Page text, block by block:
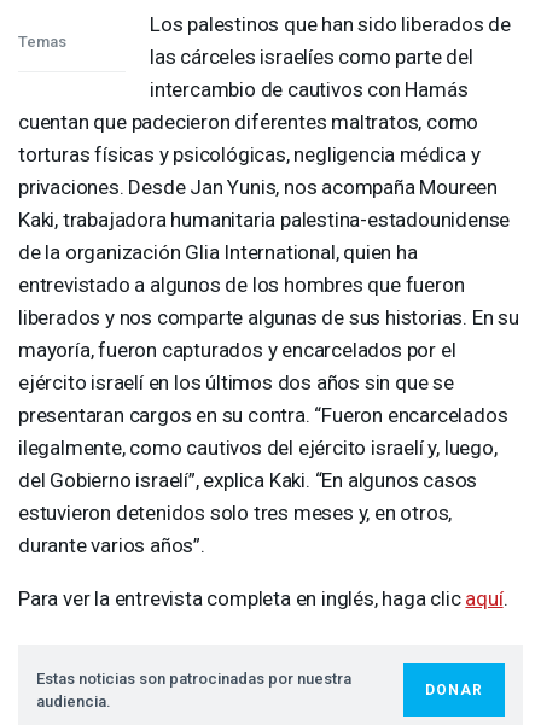
Temas
Los palestinos que han sido liberados de
las cárceles israelíes como parte del
intercambio de cautivos con Hamás
cuentan que padecieron diferentes maltratos, como
torturas físicas y psicológicas, negligencia médica y
privaciones. Desde Jan Yunis, nos acompaña Moureen
Kaki, trabajadora humanitaria palestina-estadounidense
de la organización Glia International, quien ha
entrevistado a algunos de los hombres que fueron
liberados y nos comparte algunas de sus historias. En su
mayoría, fueron capturados y encarcelados por el
ejército israelí en los últimos dos años sin que se
presentaran cargos en su contra. “Fueron encarcelados
ilegalmente, como cautivos del ejército israelí y, luego,
del Gobierno israelí”, explica Kaki. “En algunos casos
estuvieron detenidos solo tres meses y, en otros,
durante varios años”.
Para ver la entrevista completa en inglés, haga clic aquí.
Estas noticias son patrocinadas por nuestra
audiencia.
DONAR